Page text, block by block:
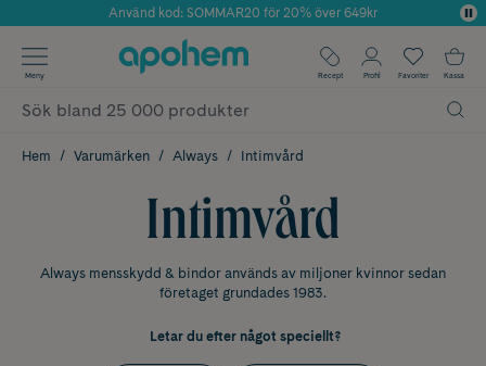
Årets Butik 2025 inom Skönhet
Använd kod: SOMMAR20 för 20% över 649kr
✓ Fri frakt
✓ Poäng på alla köp*
Meny Recept Profil Favoriter Kassa
Hem Varumärken Always Intimvård
Intimvård
Always mensskydd & bindor används av miljoner kvinnor sedan
företaget grundades 1983.
Letar du efter något speciellt?